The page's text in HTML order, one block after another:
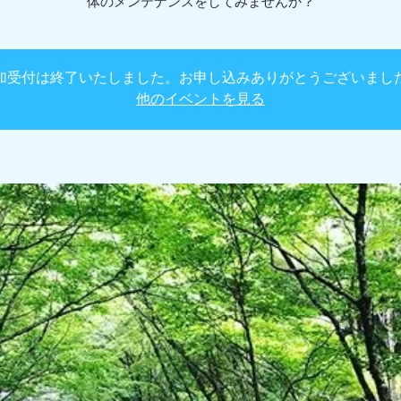
受付は終了いたしました。お申し込みありがとうございまし
他のイベントを見る